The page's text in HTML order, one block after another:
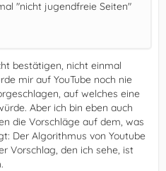
"nicht jugendfreie Seiten"
bestätigen, nicht einmal
mir auf YouTube noch nie
auf welches eine
Aber ich bin eben auch
die Vorschläge auf dem, was
Der Algorithmus von Youtube
Vorschlag, den ich sehe, ist